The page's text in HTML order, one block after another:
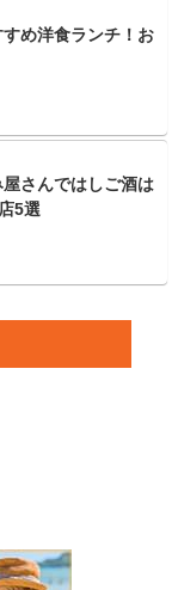
め洋食ランチ！お
さんではしご酒は
5選